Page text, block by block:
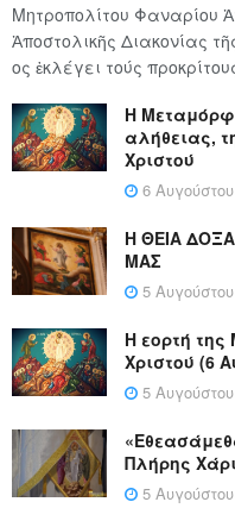
Μητροπολίτου Φαναρίου
Ἀποστολικῆς Διακονίας
ος ἐκλέγει τούς
Η
αλήθειας,
Χριστού
6
Η ΘΕΙΑ
ΜΑΣ
5
Η εορτή
Χριστού (6
5
Πλήρης
5